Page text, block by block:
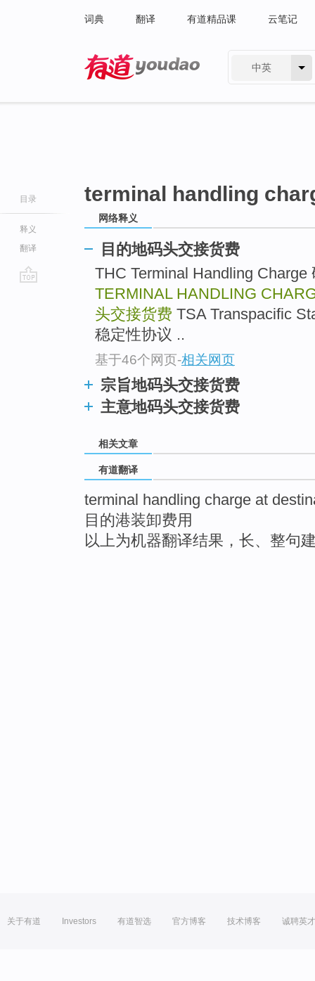
词典 翻译 有道精品课 云笔记
中英
目录
释义
翻译
terminal handling
网络释义
目的地码头交接货费
THC Terminal Handling
TERMINAL HANDLING
头交接货费 TSA Transpacific
稳定性协议 ..
基于46个网页-相关网页
宗旨地码头交接货费
主意地码头交接货费
相关文章
有道翻译
terminal handling charge at
目的港装卸费用
以上为机器翻译结果，长、整句
关于有道 Investors 有道智选 官方博客 技术博客 诚聘英才